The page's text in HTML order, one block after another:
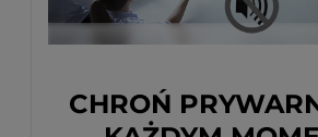
CHROŃ